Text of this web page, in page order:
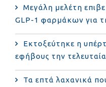
Μεγάλη μελέτη
GLP-1 φαρμάκων για
Εκτοξεύτηκε η
εφήβους την τελευταία
Τα επτά λαχανικά